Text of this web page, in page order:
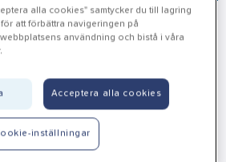
alla cookies" samtycker du till lagring
att förbättra navigeringen på
användning och bistå i våra
Acceptera alla cookies
inställningar